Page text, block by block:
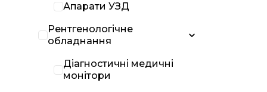
Апарати УЗД
Рентгенологічне
обладнання
Діагностичні медичні
монітори